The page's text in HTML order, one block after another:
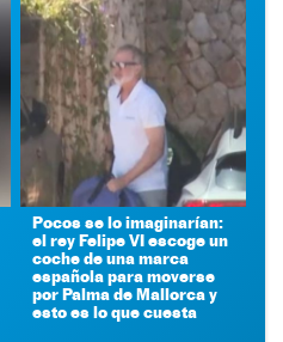
Pocos se lo imaginarían:
el rey Felipe VI escoge un
coche de una marca
española para moverse
por Palma de Mallorca y
esto es lo que cuesta